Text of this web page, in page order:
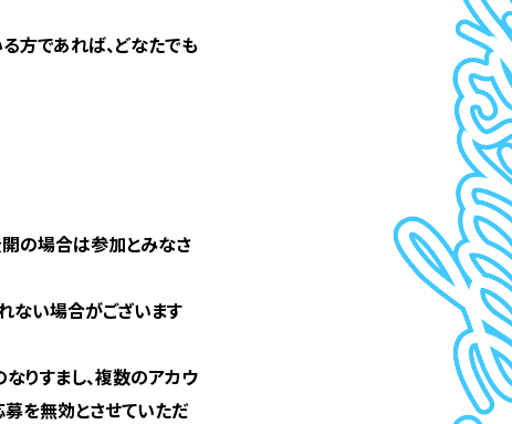
方であれば、どなたでも
の場合は参加とみなさ
ない場合がございます
りすまし、複数のアカウ
を無効とさせていただ